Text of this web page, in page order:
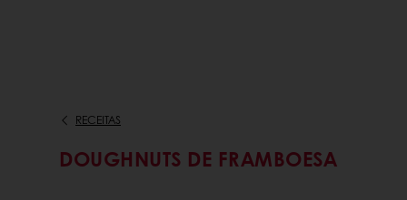
RECEITAS
DOUGHNUTS DE FRAMBOESA